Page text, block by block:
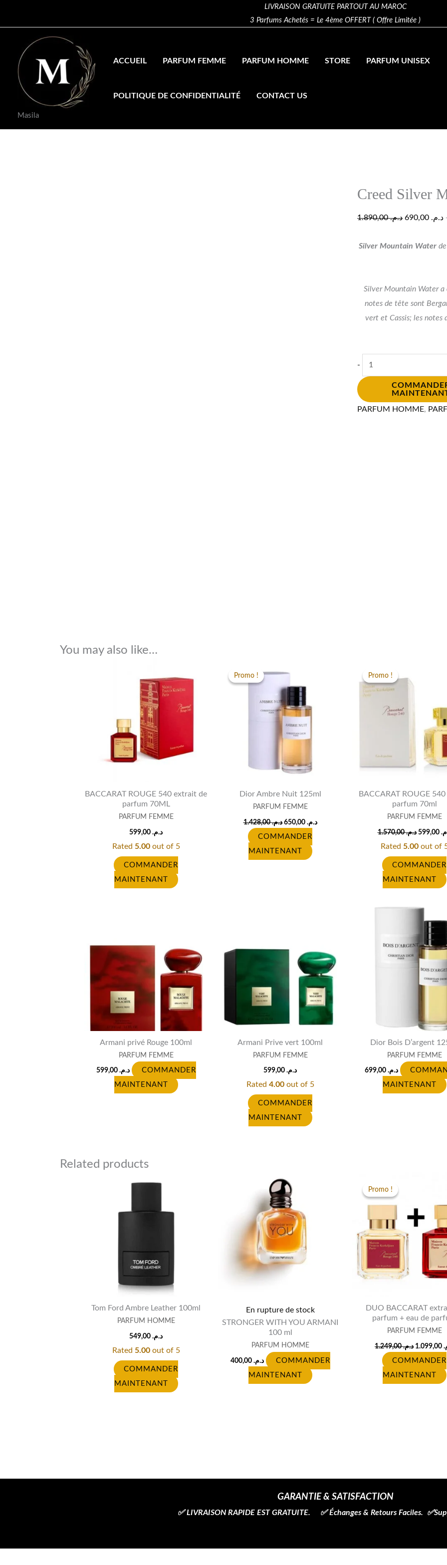
LIVRAISON GRATUITE PARTOUT AU MAROC
3 Parfums Achetés = Le 4ème OFFERT ( Offre Limitée )
Masila
ACCUEIL PARFUM FEMME PARFUM HOMME STORE PARFUM UNISEX
POLITIQUE DE CONFIDENTIALITÉ CONTACT US
Creed Silver
د.م.1.890,00
Original
price
د.م.
Silver Mountain Water
Silver Mountain Water a
notes de tête sont
vert et Cassis; les notes
-
Creed
Silver
quantity
PARFUM HOMME,
You may also like…
BACCARAT ROUGE 540 extrait de
parfum 70ML
PARFUM FEMME
د.م.
Rated 5.00out of 5
COMMANDER
MAINTENANT
Promo !
Promo !
Dior Ambre Nuit 125ml
PARFUM FEMME
د.م.1.428,00
price
د.م. 650,00
COMMANDER
MAINTENANT
Promo !
Promo !
BACCARAT ROUGE 540
parfum 70ml
PARFUM FEMME
د.م.1.570,00 599,00
Rated 5.00out of
COMMANDER
MAINTENANT
Armani privé Rouge 100ml
PARFUM FEMME
د.م. 599,00
COMMANDER
MAINTENANT
Armani Prive vert 100ml
PARFUM FEMME
د.م.
Rated 4.00out of 5
COMMANDER
MAINTENANT
Dior Bois D’argent
PARFUM FEMME
د.م. 699,00
MAINTENANT
Related products
Tom Ford Ambre Leather 100ml
PARFUM HOMME
د.م.
Rated 5.00out of 5
COMMANDER
MAINTENANT
En rupture de stock
STRONGER WITH YOU ARMANI
100 ml
PARFUM HOMME
د.م. 400,00
COMMANDER
MAINTENANT
Promo !
Promo !
DUO BACCARAT
parfum + eau de
PARFUM FEMME
د.م.1.249,00
COMMANDER
MAINTENANT
GARANTIE & SATISFACTION
✅ LIVRAISON RAPIDE EST GRATUITE. ✅ Échanges & Retours Faciles.
quantity